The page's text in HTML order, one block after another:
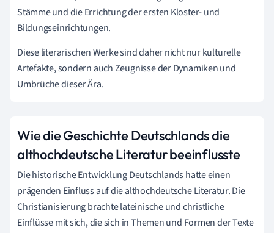
Stämme und die Errichtung der ersten Kloster- und
Bildungseinrichtungen.
Diese literarischen Werke sind daher nicht nur kulturelle
Artefakte, sondern auch Zeugnisse der Dynamiken und
Umbrüche dieser Ära.
Wie die Geschichte Deutschlands die
althochdeutsche Literatur beeinflusste
Die historische Entwicklung Deutschlands hatte einen
prägenden Einfluss auf die althochdeutsche Literatur. Die
Christianisierung brachte lateinische und christliche
Einflüsse mit sich, die sich in Themen und Formen der Texte